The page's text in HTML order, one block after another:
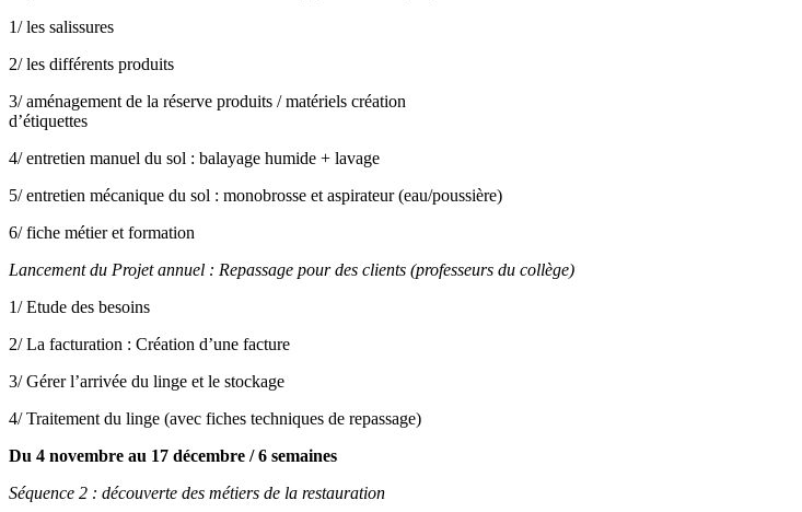
1/ les salissures
2/ les différents produits
3/ aménagement de la réserve produits / matériels création
d’étiquettes
4/ entretien manuel du sol : balayage humide + lavage
5/ entretien mécanique du sol : monobrosse et aspirateur (eau/poussière)
6/ fiche métier et formation
Lancement du Projet annuel : Repassage pour des clients (professeurs du collège)
1/ Etude des besoins
2/ La facturation : Création d’une facture
3/ Gérer l’arrivée du linge et le stockage
4/ Traitement du linge (avec fiches techniques de repassage)
Du 4 novembre au 17 décembre / 6 semaines
Séquence 2 : découverte des métiers de la restauration